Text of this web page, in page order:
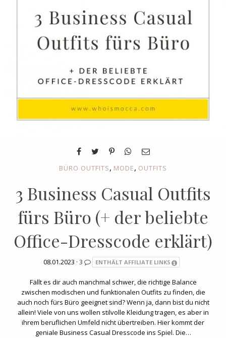
BÜRO OUTFITS, MODE, OUTFITS
3 Business Casual Outfits
fürs Büro (+ der beliebte
Office-Dresscode erklärt)
08.01.2023 · 3 ENTHÄLT AFFILIATE LINKS
Fällt es dir auch manchmal schwer, die richtige Balance
zwischen modischen und funktionalen Outfits zu finden, die
auch noch fürs Büro geeignet sind? Wenn ja, dann bist du nicht
allein! Viele von uns wollen stilvolle Kleidung tragen, es aber in
ihrem beruflichen Umfeld nicht übertreiben. Hier kommt der
geniale Business Casual Dresscode ins Spiel. Die…